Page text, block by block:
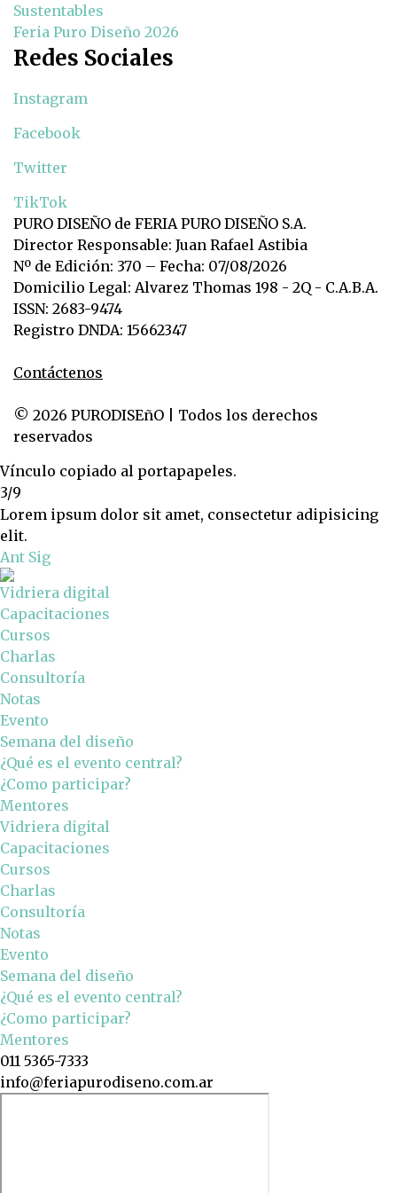
Sustentables
Feria Puro Diseño 2026
Redes Sociales
Instagram
Facebook
Twitter
TikTok
PURO DISEÑO de FERIA PURO DISEÑO S.A.
Director Responsable: Juan Rafael Astibia
Nº de Edición: 370 – Fecha: 07/08/2026
Domicilio Legal: Alvarez Thomas 198 - 2Q - C.A.B.A.
ISSN: 2683-9474
Registro DNDA: 15662347
Contáctenos
© 2026 PURODISEñO | Todos los derechos
reservados
Vínculo copiado al portapapeles.
3/9
Lorem ipsum dolor sit amet, consectetur adipisicing
elit.
Ant Sig
Vidriera digital
Capacitaciones
Cursos
Charlas
Consultoría
Notas
Evento
Semana del diseño
¿Qué es el evento central?
¿Como participar?
Mentores
Vidriera digital
Capacitaciones
Cursos
Charlas
Consultoría
Notas
Evento
Semana del diseño
¿Qué es el evento central?
¿Como participar?
Mentores
011 5365-7333
info@feriapurodiseno.com.ar